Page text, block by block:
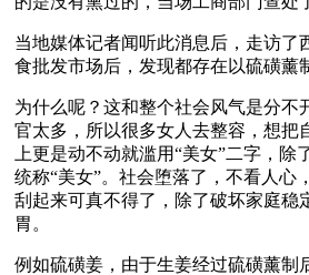
当地媒体记者闻听此消息后，走访了
食批发市场后，发现都存在以硫磺薰
为什么呢？这和整个社会风气是分不
官太多，所以很多女人去整容，想把
上更是动不动就滥用“美女”二字，除
统称“美女”。社会堕落了，不看人心
刮起来可真不得了，除了破坏家庭稳
胃。
例如硫磺姜，由于生姜经过硫磺薰制